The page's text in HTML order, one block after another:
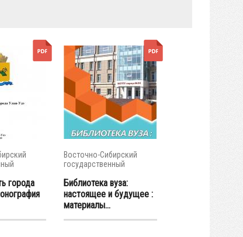
города
Восточно-Сибирский
государственный
Библиотека вуза:
настоящее и будущее :
материалы...